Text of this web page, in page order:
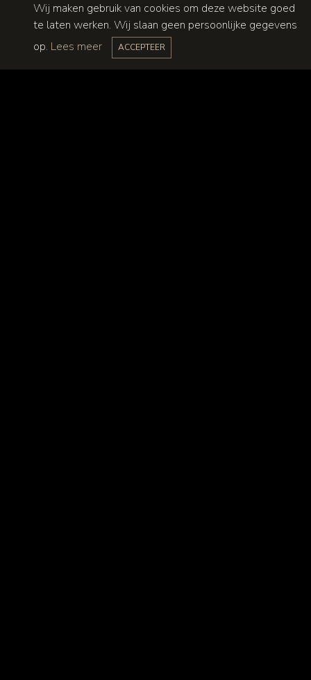
Wij maken gebruik van cookies om deze website goed
te laten werken. Wij slaan geen persoonlijke gegevens
op. Lees meer ACCEPTEER